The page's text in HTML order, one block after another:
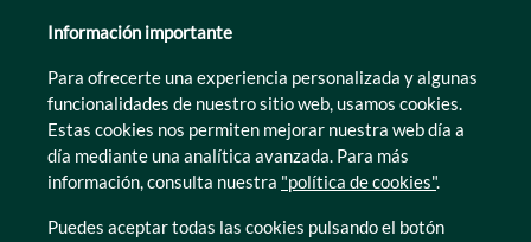
León
Murcia
Tarragona
Zamora
Información importante
Para ofrecerte una experiencia personalizada y algunas
funcionalidades de nuestro sitio web, usamos cookies.
Estas cookies nos permiten mejorar nuestra web día a
día mediante una analítica avanzada. Para más
información, consulta nuestra "política de cookies".
Puedes aceptar todas las cookies pulsando el botón